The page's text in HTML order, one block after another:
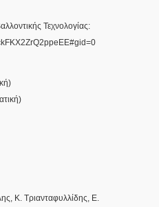
Τεχνολογίας:
)
)
Κ. Τριανταφυλλίδης, Ε.